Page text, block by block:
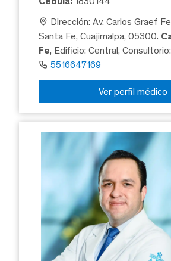
Dirección: Av. Carlos Graef
Santa Fe, Cuajimalpa, 05300.
Fe, Edificio: Central,
5516647169
Ver perfil médico